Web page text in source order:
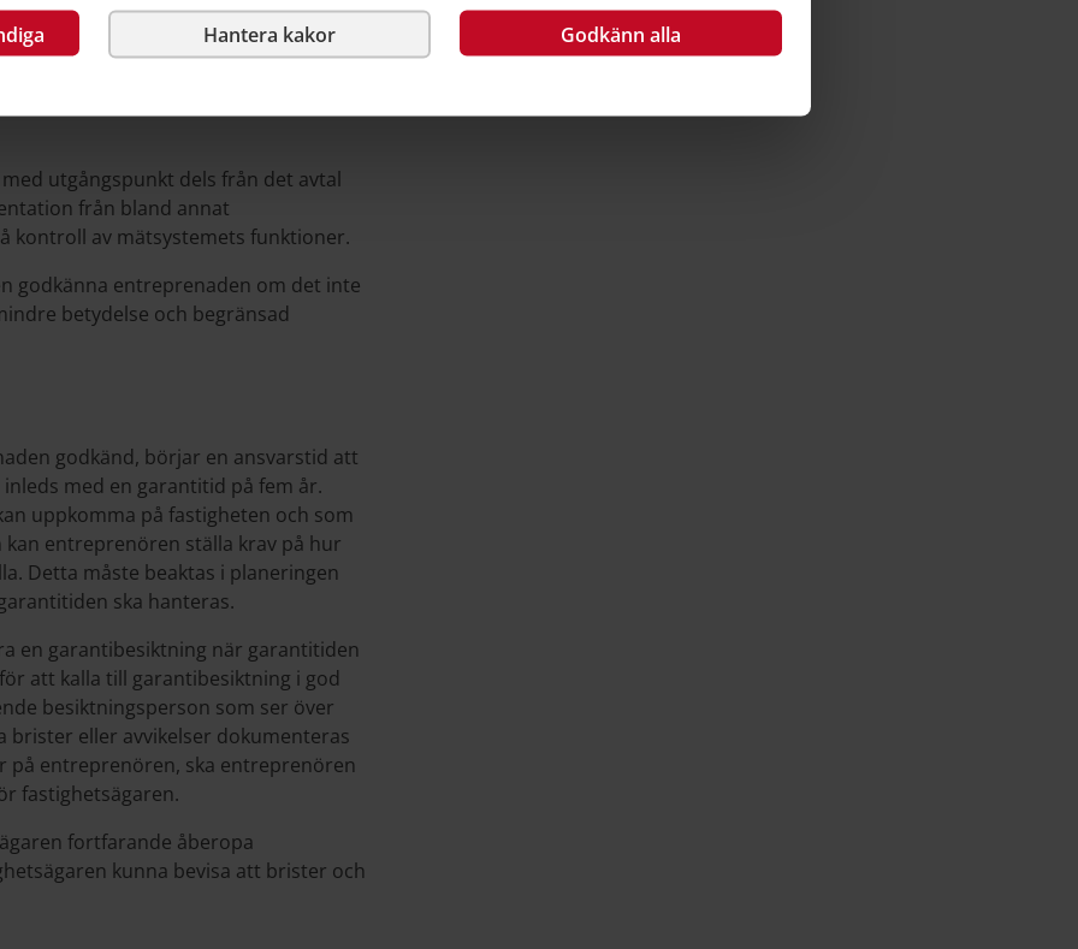
Hantera kakor Godkänn alla
slutbesiktningen av en
besiktningspersoner för olika
byggherren och entreprenören
också tidpunkt för
utgångspunkt dels från det avtal
från bland annat
kontroll av mätsystemets funktioner.
godkänna entreprenaden om det inte
betydelse och begränsad
godkänd, börjar en ansvarstid att
med en garantitid på fem år.
uppkomma på fastigheten och som
entreprenören ställa krav på hur
Detta måste beaktas i planeringen
ska hanteras.
en garantibesiktning när garantitiden
att kalla till garantibesiktning i god
besiktningsperson som ser över
brister eller avvikelser dokumenteras
på entreprenören, ska entreprenören
fastighetsägaren.
fortfarande åberopa
kunna bevisa att brister och